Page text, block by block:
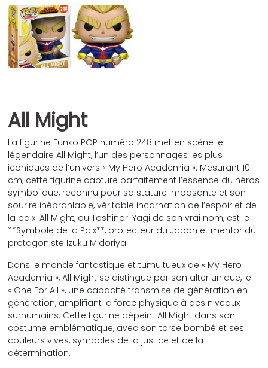
All Might
La figurine Funko POP numéro 248 met en scène le
légendaire All Might, l’un des personnages les plus
iconiques de l’univers « My Hero Academia ». Mesurant 10
cm, cette figurine capture parfaitement l’essence du héros
symbolique, reconnu pour sa stature imposante et son
sourire inébranlable, véritable incarnation de l’espoir et de
la paix. All Might, ou Toshinori Yagi de son vrai nom, est le
**Symbole de la Paix**, protecteur du Japon et mentor du
protagoniste Izuku Midoriya.
Dans le monde fantastique et tumultueux de « My Hero
Academia », All Might se distingue par son alter unique, le
« One For All », une capacité transmise de génération en
génération, amplifiant la force physique à des niveaux
surhumains. Cette figurine dépeint All Might dans son
costume emblématique, avec son torse bombé et ses
couleurs vives, symboles de la justice et de la
détermination.